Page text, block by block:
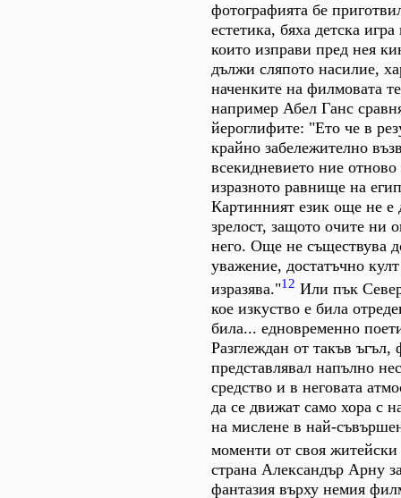
фотографията бе
естетика, бяха детска
които изправи пред нея
дължи сляпото насилие,
наченките на филмовата
например Абел Ганс
йероглифите: "Ето че в
крайно забележително
всекидневието ние
изразното равнище на
Картинният език още не е
зрелост, защото очите ни
него. Още не съществува
уважение, достатъчно
изразява."12 Или пък
кое изкуство е била
била... едновременно
Разглеждан от такъв
представлявал напълно
средство и в неговата
да се движат само хора с
на мислене в най-
моменти от своя
страна Александър Арну
фантазия върху немия